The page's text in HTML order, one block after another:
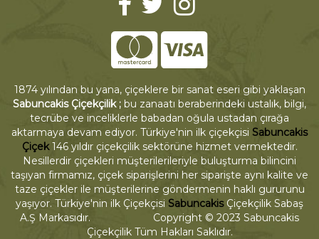
1874 yılından bu yana, çiçeklere bir sanat eseri gibi yaklaşan
Sabuncakis Çiçekçilik ; bu zanaatı beraberindeki ustalık, bilgi,
tecrübe ve inceliklerle babadan oğula ustadan çırağa
aktarmaya devam ediyor. Türkiye'nin ilk çiçekçisi Sabuncakis
Çiçek146 yıldır çiçekçilik sektörüne hizmet vermektedir.
Nesillerdir çiçekleri müşterilerileriyle buluşturma bilincini
taşıyan firmamız, çiçek siparişlerini her siparişte aynı kalite ve
taze çiçekler ile müşterilerine göndermenin haklı gururunu
yaşıyor. Türkiye'nin ilk Çiçekçisi SabuncakisÇiçekçilik Sabaş
A.Ş Markasıdır. Copyright © 2023 Sabuncakis
Çiçekçilik Tüm Hakları Saklıdır.